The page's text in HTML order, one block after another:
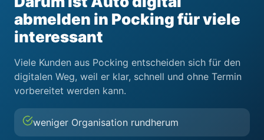
abmelden in Pocking für viele
interessant
Viele Kunden aus Pocking entscheiden sich für den
digitalen Weg, weil er klar, schnell und ohne Termin
vorbereitet werden kann.
weniger Organisation rundherum